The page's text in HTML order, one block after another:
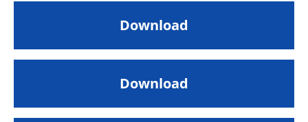
Download
Download